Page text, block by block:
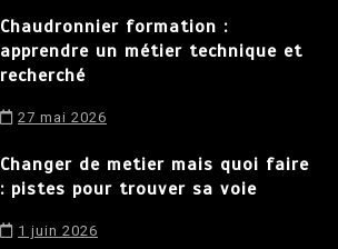
Chaudronnier formation :
apprendre un métier technique et
recherché
27 mai 2026
Changer de metier mais quoi faire
: pistes pour trouver sa voie
1 juin 2026